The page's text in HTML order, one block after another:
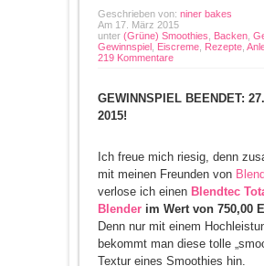
Geschrieben von: niner bakes
Am 17. März 2015
unter (Grüne) Smoothies Backen,
Gewinnspiel, Eiscreme, Rezepte,
219 Kommentare
GEWINNSPIEL BEENDET:
2015!
Ich freue mich riesig, denn
mit meinen Freunden von
verlose ich einen Blendtec
Blenderim Wert von 750,00
Denn nur mit einem
bekommt man diese tolle
Textur eines Smoothies hin.